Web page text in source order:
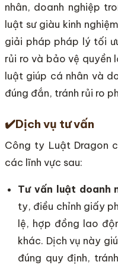
nhân, doanh nghiệp
luật sư giàu kinh
giải pháp pháp lý tối
rủi ro và bảo vệ quyền
luật giúp cá nhân và
đúng đắn, tránh rủi ro
✔️Dịch vụ tư vấn
Công ty Luật Dragon
các lĩnh vực sau:
Tư vấn luật doanh
ty, điều chỉnh giấy
lệ, hợp đồng lao
khác. Dịch vụ này
đúng quy định,